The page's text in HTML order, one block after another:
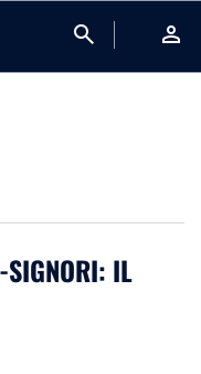
search person
IL